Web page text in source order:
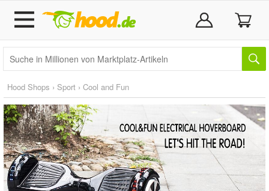
Hood Shops › Sport › Cool and Fun